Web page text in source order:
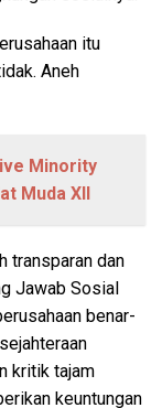
itu
Aneh
Minority
Muda XII
transparan dan
Jawab Sosial
benar-
kritik tajam
keuntungan